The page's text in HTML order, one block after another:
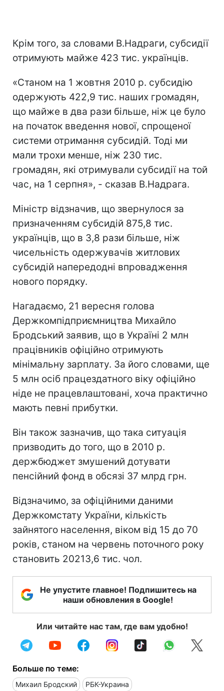
Крім того, за словами В.Надраги, субсидії
отримують майже 423 тис. українців.
«Станом на 1 жовтня 2010 р. субсидію
одержують 422,9 тис. наших громадян,
що майже в два рази більше, ніж це було
на початок введення нової, спрощеної
системи отримання субсидій. Тоді ми
мали трохи менше, ніж 230 тис.
громадян, які отримували субсидії на той
час, на 1 серпня», - сказав В.Надрага.
Міністр відзначив, що звернулося за
призначенням субсидій 875,8 тис.
українців, що в 3,8 рази більше, ніж
чисельність одержувачів житлових
субсидій напередодні впровадження
нового порядку.
Нагадаємо, 21 вересня голова
Держкомпідприємництва Михайло
Бродський заявив, що в Україні 2 млн
працівників офіційно отримують
мінімальну зарплату. За його словами, ще
5 млн осіб працездатного віку офіційно
ніде не працевлаштовані, хоча практично
мають певні прибутки.
Він також зазначив, що така ситуація
призводить до того, що в 2010 р.
держбюджет змушений дотувати
пенсійний фонд в обсязі 37 млрд грн.
Відзначимо, за офіційними даними
Держкомстату України, кількість
зайнятого населення, віком від 15 до 70
років, станом на червень поточного року
становить 20213,6 тис. чол.
Не упустите главное! Подпишитесь на
наши обновления в Google!
Или читайте нас там, где вам удобно!
Больше по теме:
Михаил Бродский РБК-Украина